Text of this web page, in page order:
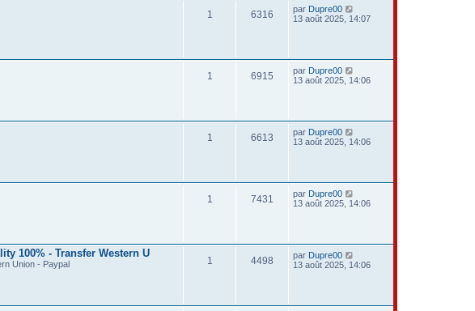
1 6316 par Dupre00
13 août 2025, 14:07
1 6915 par Dupre00
13 août 2025, 14:06
1 6613 par Dupre00
13 août 2025, 14:06
1 7431 par Dupre00
13 août 2025, 14:06
100% - Transfer Western U
Union - Paypal
1 4498 par Dupre00
13 août 2025, 14:06